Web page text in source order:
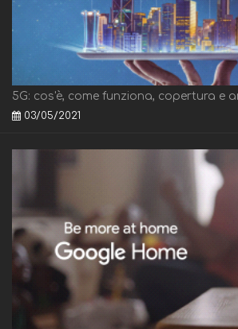
5G: cos'è, come funziona, copertura e
03/05/2021